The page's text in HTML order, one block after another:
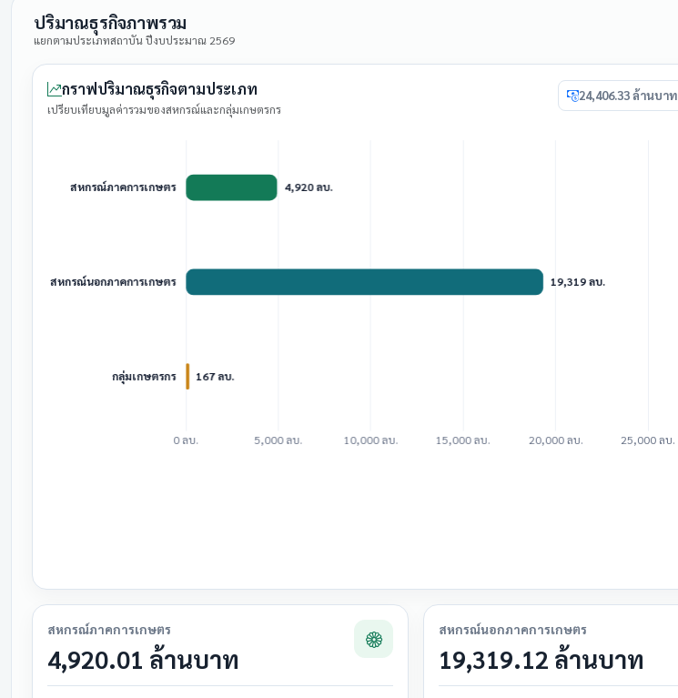
ปริมาณธุรกิจภาพรวม
แยกตามประเภทสถาบัน ปีงบประมาณ 2569
กราฟปริมาณธุรกิจตามประเภท
เปรียบเทียบมูลค่ารวมของสหกรณ์และกลุ่มเกษตรกร
24,406.33 ล้านบาท
สหกรณ์ภาคการเกษตร
4,920.01 ล้านบาท
สหกรณ์นอกภาคการเกษตร
19,319.12 ล้านบาท